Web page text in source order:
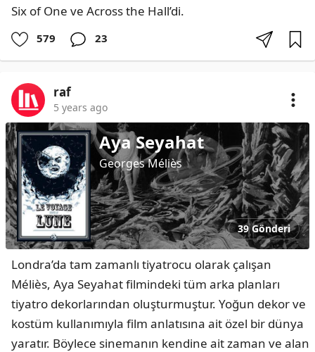
Six of One ve Across the Hall’di.
579 23
raf
5 years ago
Aya Seyahat
Georges Méliès
39 Gönderi
Londra’da tam zamanlı tiyatrocu olarak çalışan
Méliès, Aya Seyahat filmindeki tüm arka planları
tiyatro dekorlarından oluşturmuştur. Yoğun dekor ve
kostüm kullanımıyla film anlatısına ait özel bir dünya
yaratır. Böylece sinemanın kendine ait zaman ve alan